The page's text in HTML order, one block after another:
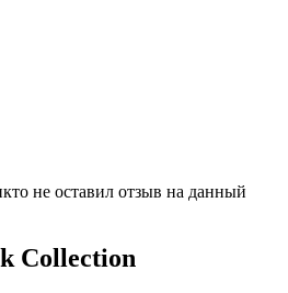
не оставил отзыв на данный
Collection